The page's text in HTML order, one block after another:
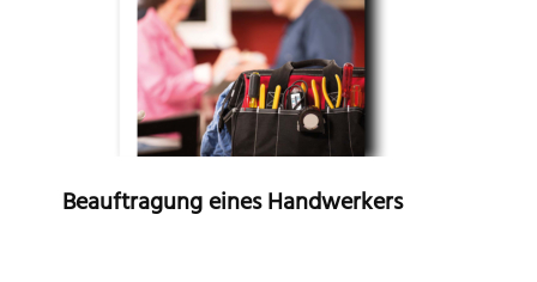
Beauftragung eines Handwerkers